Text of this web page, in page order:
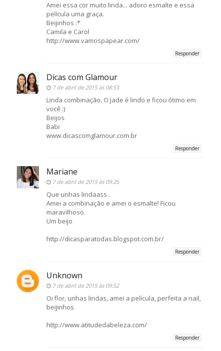
Amei essa cor muito linda... adoro esmalte e essa
película uma graça.
Beijinhos :*
Camila e Carol
http://www.vamospapear.com/
Responder
Dicas com Glamour
7 de abril de 2015 às 08:53
Linda combinação. O Jade é lindo e ficou ótimo em
você :)
Beijos
Babi
www.dicascomglamour.com.br
Responder
Mariane
7 de abril de 2015 às 09:25
Que unhas lindaass..
Amei a combinação e amei o esmalte! Ficou
maravilhoso.
Um beijo
http://dicasparatodas.blogspot.com.br/
Responder
Unknown
7 de abril de 2015 às 09:52
Oi flor, unhas lindas, amei a película, perfeita a nail,
beijinhos
http://www.atitudedabeleza.com/
Responder